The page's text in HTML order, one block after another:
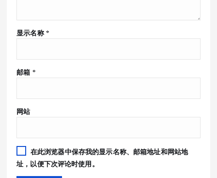
显示名称 *
邮箱 *
网站
在此浏览器中保存我的显示名称、邮箱地址和网站地
址，以便下次评论时使用。